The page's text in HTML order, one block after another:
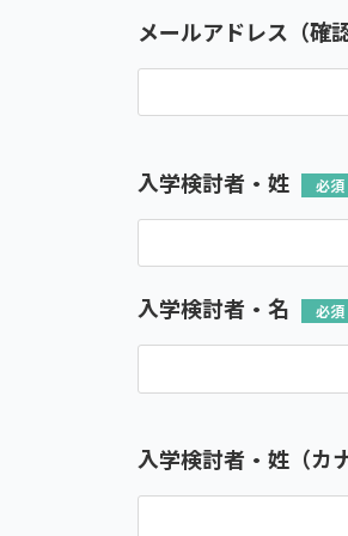
メールアドレス（確認
入学検討者・姓
入学検討者・名
入学検討者・姓（カナ